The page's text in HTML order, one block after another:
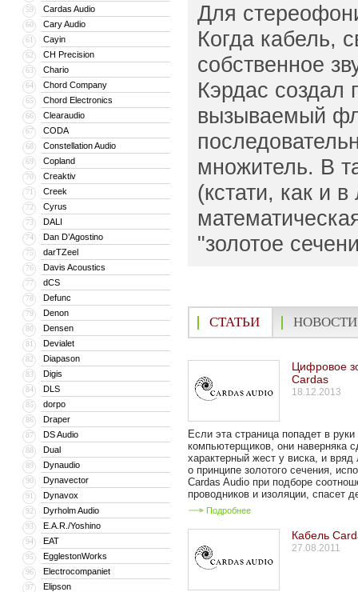
59 Cardas Audio
60 Cary Audio
61 Cayin
62 CH Precision
63 Chario
64 Chord Company
65 Chord Electronics
66 Clearaudio
67 CODA
68 Constellation Audio
69 Copland
70 Creaktiv
71 Creek
72 Cyrus
73 DALI
74 Dan D’Agostino
75 darTZeel
76 Davis Acoustics
77 dCS
78 Defunc
79 Denon
80 Densen
81 Devialet
82 Diapason
83 Digis
84 DLS
85 dorpo
86 Draper
87 DS Audio
88 Dual
89 Dynaudio
90 Dynavector
91 Dynavox
92 Dyrholm Audio
93 E.A.R./Yoshino
94 EAT
95 EgglestonWorks
96 Electrocompaniet
97 Elipson
Для
Когда кабель,
собственное
Кэрдас создал
вызываемый
множитель. В
(кстати, как и
"золотое
СТАТЬИ НОВОСТИ
Цифровое
Cardas
18.12.2013
Если эта страница попадет в руки
компьютерщиков, они наверняка
характерный жест у виска, и вряд
о принципе золотого сечения,
Cardas Audio при подборе
проводников и изоляции, спасет
Подробнее
Кабель
27.08.2011